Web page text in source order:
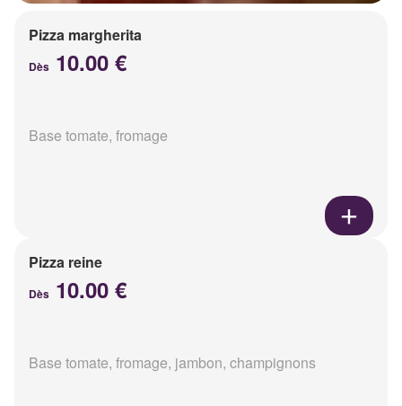
Pizza margherita
Dès 10.00 €
Base tomate, fromage
Pizza reine
Dès 10.00 €
Base tomate, fromage, jambon, champignons